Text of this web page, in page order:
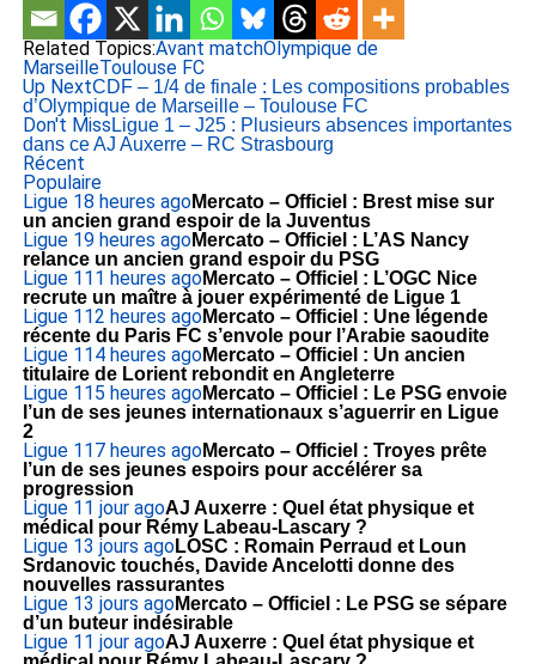
Related Topics:Avant matchOlympique de
MarseilleToulouse FC
Up NextCDF – 1/4 de finale : Les compositions probables
d’Olympique de Marseille – Toulouse FC
Don't Miss Ligue 1 – J25 : Plusieurs absences importantes
dans ce AJ Auxerre – RC Strasbourg
Récent
Populaire
Ligue 18 heures agoMercato – Officiel : Brest mise sur
un ancien grand espoir de la Juventus
Ligue 19 heures agoMercato – Officiel : L’AS Nancy
relance un ancien grand espoir du PSG
Ligue 111 heures agoMercato – Officiel : L’OGC Nice
recrute un maître à jouer expérimenté de Ligue 1
Ligue 112 heures agoMercato – Officiel : Une légende
récente du Paris FC s’envole pour l’Arabie saoudite
Ligue 114 heures agoMercato – Officiel : Un ancien
titulaire de Lorient rebondit en Angleterre
Ligue 115 heures agoMercato – Officiel : Le PSG envoie
l’un de ses jeunes internationaux s’aguerrir en Ligue
2
Ligue 117 heures agoMercato – Officiel : Troyes prête
l’un de ses jeunes espoirs pour accélérer sa
progression
Ligue 11 jour agoAJ Auxerre : Quel état physique et
médical pour Rémy Labeau-Lascary ?
Ligue 13 jours agoLOSC : Romain Perraud et Loun
Srdanovic touchés, Davide Ancelotti donne des
nouvelles rassurantes
Ligue 13 jours agoMercato – Officiel : Le PSG se sépare
d’un buteur indésirable
Ligue 11 jour agoAJ Auxerre : Quel état physique et